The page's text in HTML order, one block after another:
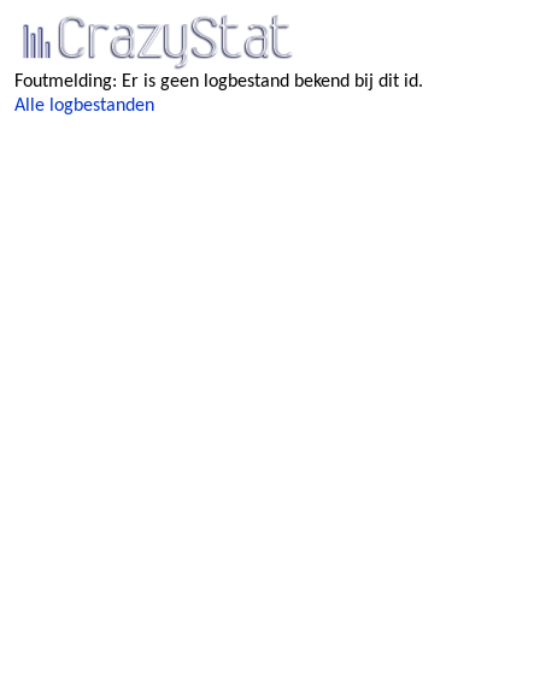
Foutmelding: Er is geen logbestand bekend bij dit id.
Alle logbestanden